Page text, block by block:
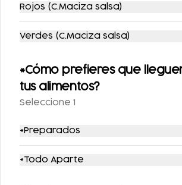
SPRITE SIN AZÚCAR
355 ML.
Rojos (C.Maciza salsa)
Verdes (C.Maciza salsa)
*Cómo prefieres que
tus alimentos?
Seleccione 1
*Preparados
*Todo Aparte